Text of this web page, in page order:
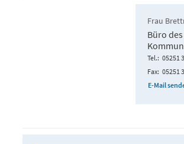
Frau
Büro
Tel. 05251
Fax 05251
E-Mail